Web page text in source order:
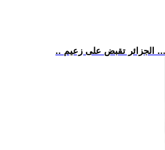
... الجزائر تقبض على زعيم